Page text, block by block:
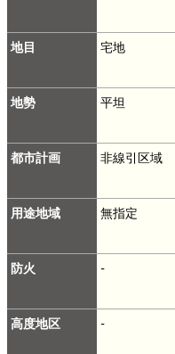
地目 宅地
地勢 平坦
都市計画 非線引区域
用途地域 無指定
防火 -
高度地区 -